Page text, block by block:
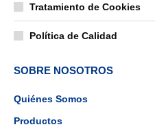
Tratamiento de Cookies
Política de Calidad
SOBRE NOSOTROS
Quiénes Somos
Productos